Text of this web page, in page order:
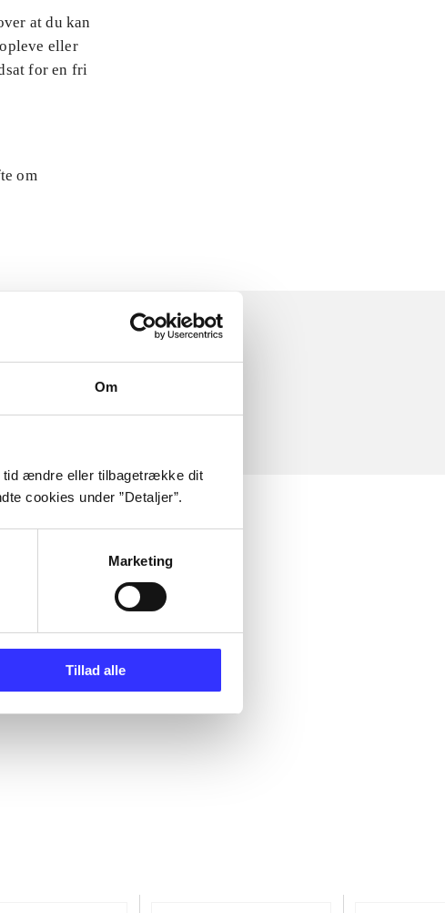
Om
tid ændre eller tilbagetrække dit
cookies under ”Detaljer”.
Marketing
Tillad alle
at du kan
eller
for en fri
om